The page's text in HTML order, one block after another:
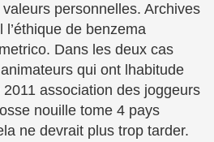
personnelles. Archives
de benzema
Dans les deux cas
qui ont lhabitude
association des joggeurs
nouille tome 4 pays
ne devrait plus trop tarder.